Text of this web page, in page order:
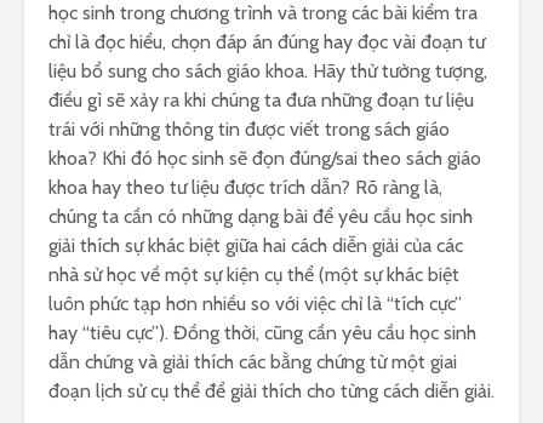
học sinh trong chương trình và trong các bài kiểm tra
chỉ là đọc hiểu, chọn đáp án đúng hay đọc vài đoạn tư
liệu bổ sung cho sách giáo khoa. Hãy thử tưởng tượng,
điều gì sẽ xảy ra khi chúng ta đưa những đoạn tư liệu
trái với những thông tin được viết trong sách giáo
khoa? Khi đó học sinh sẽ đọn đúng/sai theo sách giáo
khoa hay theo tư liệu được trích dẫn? Rõ ràng là,
chúng ta cần có những dạng bài để yêu cầu học sinh
giải thích sự khác biệt giữa hai cách diễn giải của các
nhà sử học về một sự kiện cụ thể (một sự khác biệt
luôn phức tạp hơn nhiều so với việc chỉ là “tích cực”
hay “tiêu cực”). Đồng thời, cũng cần yêu cầu học sinh
dẫn chứng và giải thích các bằng chứng từ một giai
đoạn lịch sử cụ thể để giải thích cho từng cách diễn giải.